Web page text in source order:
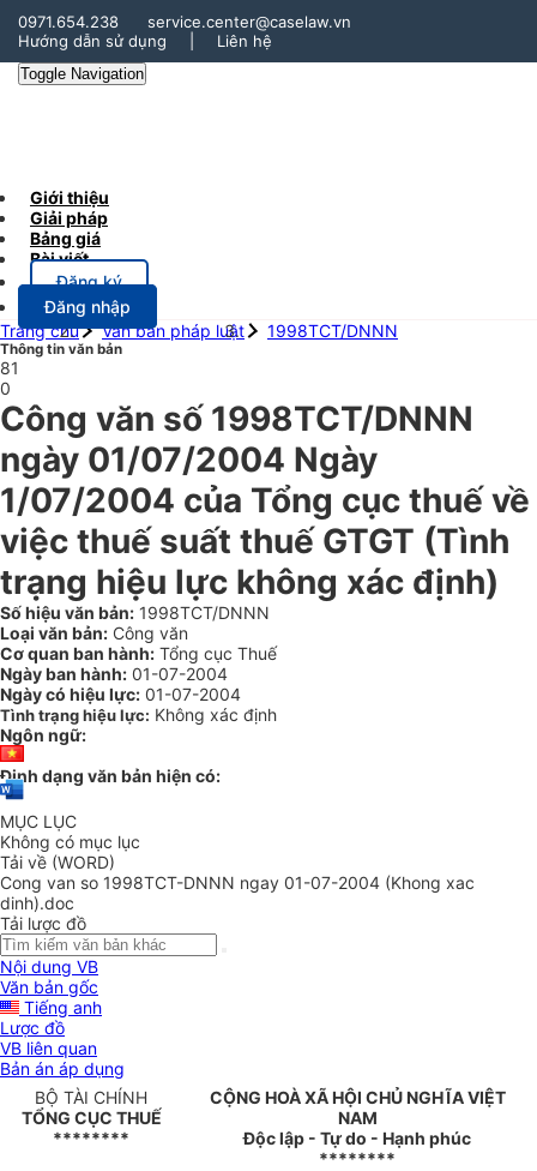
0971.654.238
service.center@caselaw.vn
Hướng dẫn sử dụng
Liên hệ
Toggle Navigation
Giới thiệu
Giải pháp
Bảng giá
Bài viết
Đăng ký
Đăng nhập
Trang chủ
Văn bản pháp luật 1998TCT/DNNN
Thông tin văn bản
81
0
Công văn số 1998TCT/DNNN
ngày 01/07/2004 Ngày
1/07/2004 của Tổng cục thuế về
việc thuế suất thuế GTGT (Tình
trạng hiệu lực không xác định)
Số hiệu văn bản: 1998TCT/DNNN
Loại văn bản: Công văn
Cơ quan ban hành: Tổng cục Thuế
Ngày ban hành: 01-07-2004
Ngày có hiệu lực: 01-07-2004
Tình trạng hiệu lực: Không xác định
Ngôn ngữ:
Định dạng văn bản hiện có:
MỤC LỤC
Không có mục lục
Tải về (WORD)
Cong van so 1998TCT-DNNN ngay 01-07-2004 (Khong xac
dinh).doc
Tải lược đồ
Nội dung VB
Văn bản gốc
Tiếng anh
Lược đồ
VB liên quan
Bản án áp dụng
BỘ TÀI CHÍNH
TỔNG CỤC THUẾ
********
CỘNG HOÀ XÃ HỘI CHỦ NGHĨA VIỆT
NAM
Độc lập - Tự do - Hạnh phúc
********